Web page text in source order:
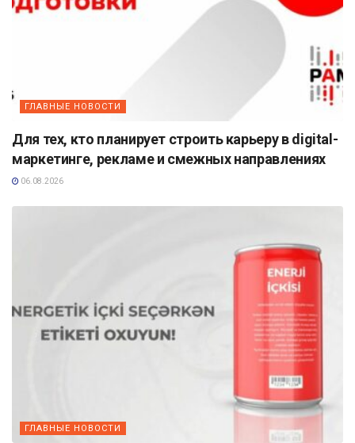
ГЛАВНЫЕ НОВОСТИ
Для тех, кто планирует строить карьеру в digital-
маркетинге, рекламе и смежных направлениях
06.08.2026
ГЛАВНЫЕ НОВОСТИ